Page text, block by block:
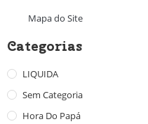
Mapa do Site
Categorias
LIQUIDA
Sem Categoria
Hora Do Papá